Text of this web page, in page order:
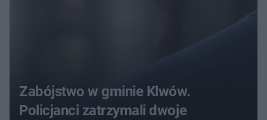
Zabójstwo w gminie Klwów.
Policjanci zatrzymali dwoje